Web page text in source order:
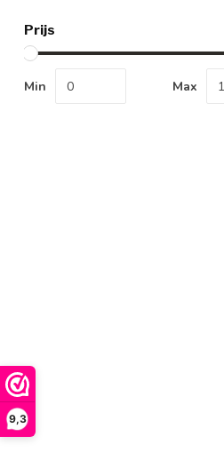
9,3
Prijs
Min Max